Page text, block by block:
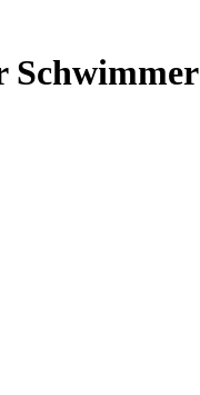
Schwimmer